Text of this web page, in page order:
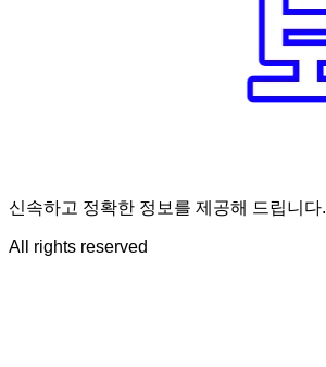
신속하고 정확한 정보를 제공해 드립니다.
All rights reserved